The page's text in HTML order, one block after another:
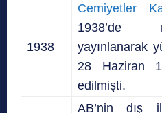
1938
Cemiyetler
1938’de
yayınlanarak
28 Haziran
edilmişti.
AB’nin dış